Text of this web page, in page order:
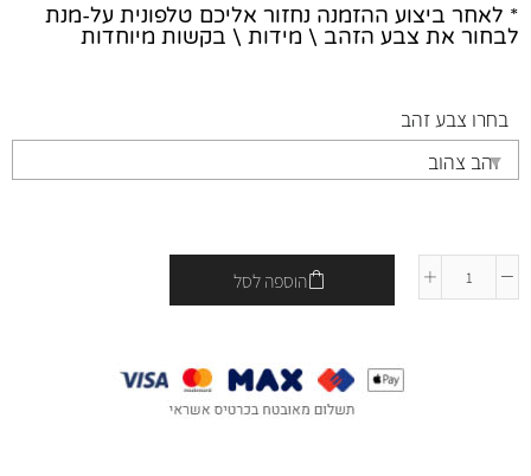
* לאחר ביצוע ההזמנה נחזור אליכם טלפונית על-מנת
לבחור את צבע הזהב \ מידות \ בקשות מיוחדות
בחרו צבע זהב
הוספה לסל